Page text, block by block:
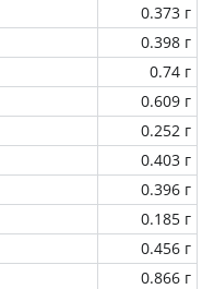
0.373 г
0.398 г
0.74 г
0.609 г
0.252 г
0.403 г
0.396 г
0.185 г
0.456 г
0.866 г